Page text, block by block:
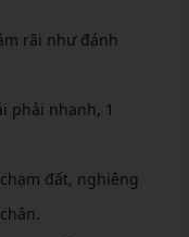
rãi như đánh
phải nhanh, 1
đất, nghiêng